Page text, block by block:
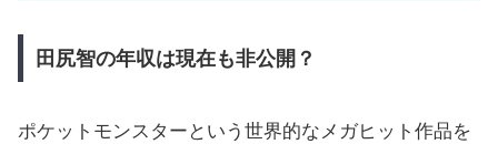
田尻智の年収は現在も非公開？
ポケットモンスターという世界的なメガヒット作品を